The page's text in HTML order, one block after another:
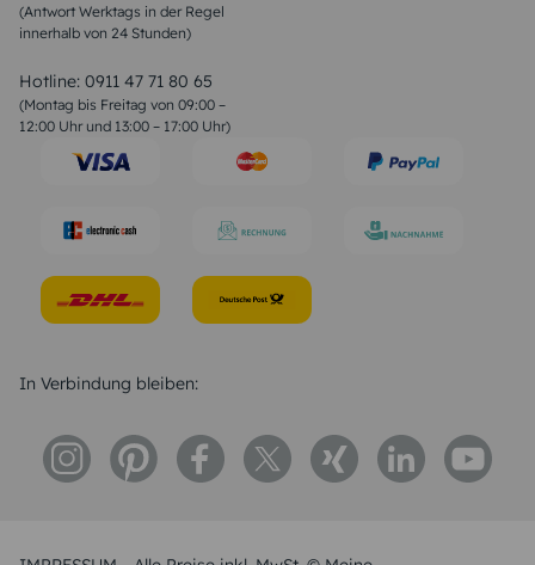
(Antwort Werktags in der Regel
innerhalb von 24 Stunden)
Hotline: 0911 47 71 80 65
(Montag bis Freitag von 09:00 –
12:00 Uhr und 13:00 – 17:00 Uhr)
Sprüche zur Konfirmation & Kommunion
Weihnachtsgedichte
Liebessprüche
Geburtstagssprüche
Trauersprüche
Konfirmation Glückwünsche
In Verbindung bleiben: